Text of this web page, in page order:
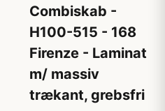
Combiskab -
H100-515 - 168
Firenze - Laminat
m/ massiv
trækant, grebsfri